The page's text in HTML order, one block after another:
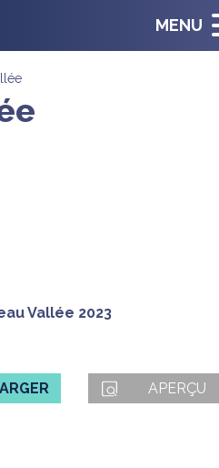
MENU
Vallée 2023
APERÇU